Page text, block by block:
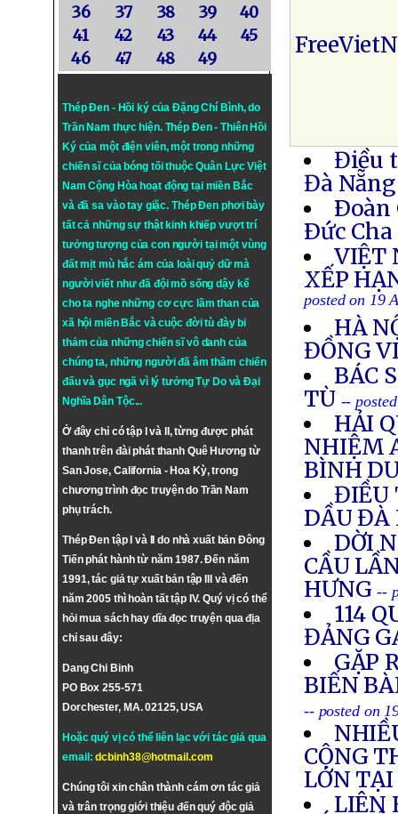
36
37 38 39
40
41
42 43 44
45
46
47 48 49
Thép Đen - Hồi ký của Đặng Chí Bình, do
Trần Nam thực hiện. Thép Đen- Thiên Hồi
Ký của một điện viên, một trong những
chiến sĩ của bóng tối thuộc Quân Lực Việt
Nam Cộng Hòa hoạt động tại miền Bắc
và đã sa vào tay giặc. Thép Đen phơi bày
tất cả những sự thật kinh khiếp vượt trí
tưởng tượng của con người tại một vùng
đất mịt mù hắc ám của loài quỷ dữ mà
người viết như đã đội mồ sống dậy kể
cho ta nghe những cơ cực lầm than của
xã hội miền Bắc và cuộc đời tù đày bi
thảm của những chiến sĩ vô danh của
chúng ta, những người đã âm thầm chiến
đấu và gục ngã vì lý tưởngTự DovàĐại
Nghĩa Dân Tộc...
Ở đây chỉ có tập I và II, từng được phát
thanh trên đài phát thanh Quê Hương từ
San Jose, California - Hoa Kỳ, trong
chương trình đọc truyện do Trần Nam
phụ trách.
Thép Đen tập I và II do nhà xuất bản Đông
Tiến phát hành từ năm 1987. Đến năm
1991, tác giả tự xuất bản tập III và đến
năm 2005 thì hoàn tất tập IV. Quý vị có thể
hỏi mua sách hay dĩa đọc truyện qua địa
chỉ sau đây:
Dang Chi Binh
PO Box 255-571
Dorchester, MA. 02125, USA
Hoặc quý vị có thể liên lạc với tác giả qua
email:dcbinh38@hotmail.com
Chúng tôi xin chân thành cám ơn tác giả
và trân trọng giới thiệu đến quý độc giả
Điều
Đà Nẵng
Ðoàn
Ðức
VIỆT
XẾP
posted on 19
HÀ
ĐỒNG
BÁC
TÙ --
HẢI
NHIỆM
BÌNH
ĐIỀU
DẦU ĐÀ
DỜI
CẦU
HƯNG --
114
ĐẢNG
GẶP
BIẾN
-- posted on
CỘNG
LỚN
LIÊN